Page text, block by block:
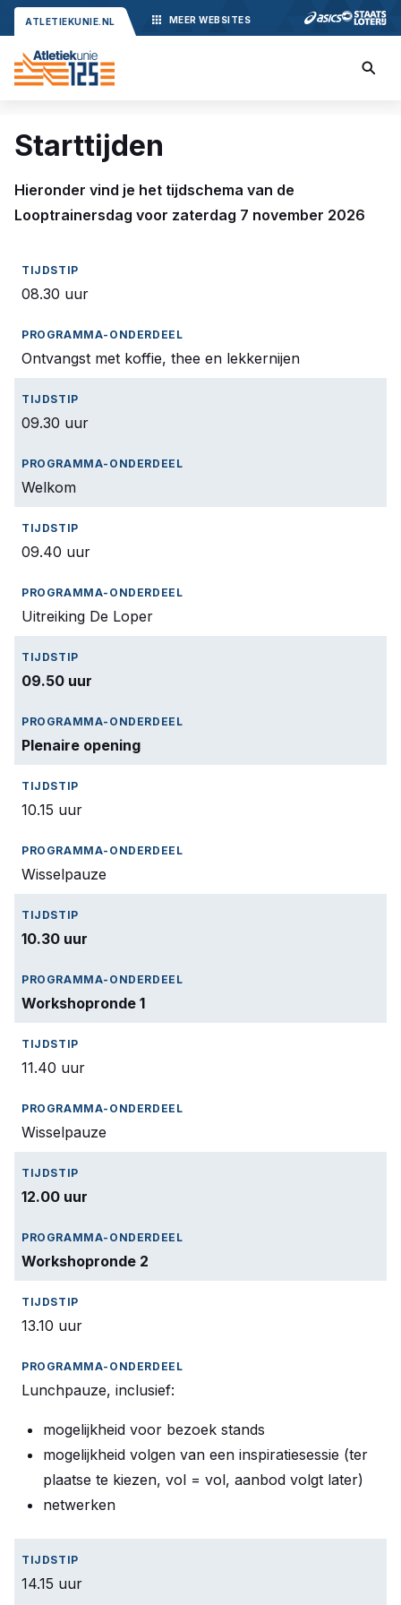
ATLETIEKUNIE.NL MEER WEBSITES
Starttijden
Hieronder vind je het tijdschema van de
Looptrainersdag voor zaterdag 7 november 2026
08.30 uur
Ontvangst met koffie, thee en lekkernijen
09.30 uur
Welkom
09.40 uur
Uitreiking De Loper
09.50 uur
Plenaire opening
10.15 uur
Wisselpauze
10.30 uur
Workshopronde 1
11.40 uur
Wisselpauze
12.00 uur
Workshopronde 2
13.10 uur
Lunchpauze, inclusief:
mogelijkheid voor bezoek stands
mogelijkheid volgen van een inspiratiesessie (ter
plaatse te kiezen, vol = vol, aanbod volgt later)
netwerken
14.15 uur